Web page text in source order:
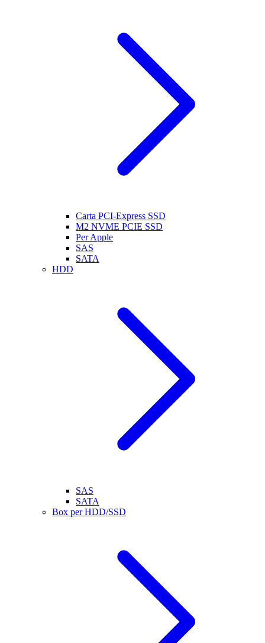
Carta PCI-Express SSD
M2 NVME PCIE SSD
Per Apple
SAS
SATA
HDD
SAS
SATA
Box per HDD/SSD